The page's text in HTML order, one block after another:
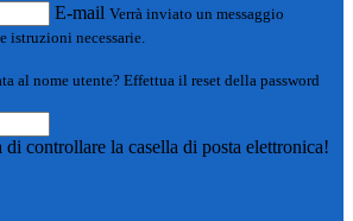
E-mail Verrà inviato un messaggio
istruzioni necessarie.
al nome utente? Effettua il reset della password
controllare la casella di posta elettronica!